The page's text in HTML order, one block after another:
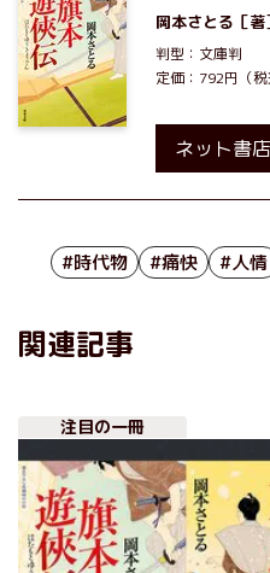
岡本さとる ［著
判型：文庫判
定価：792円（税
ネット書
#時代物 #痛快 #人情
関連記事
注目の一冊